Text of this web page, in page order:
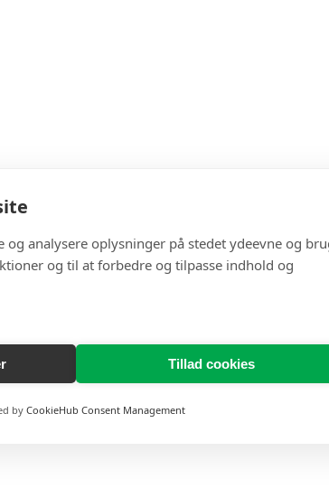
analysere oplysninger på stedet ydeevne og
og til at forbedre og tilpasse indhold og
Tillad cookies
byCookieHub Consent Management